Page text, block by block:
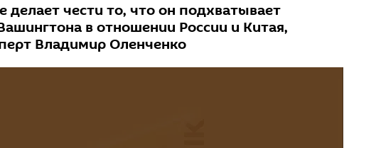
делает чести то, что он подхватывает
в отношении России и Китая,
Владимир Оленченко